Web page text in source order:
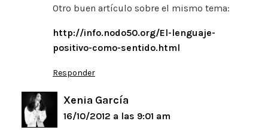
Otro buen artículo sobre el mismo tema:
http://info.nodo50.org/El-lenguaje-
positivo-como-sentido.html
Responder
Xenia García
16/10/2012 a las 9:01 am